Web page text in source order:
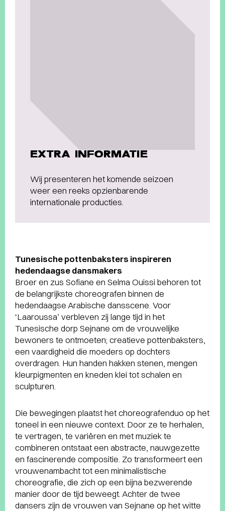
EXTRA INFORMATIE
Wij presenteren het komende seizoen
weer een reeks opzienbarende
internationale producties.
Tunesische pottenbaksters inspireren
hedendaagse dansmakers
Broer en zus Sofiane en Selma Ouissi behoren tot
de belangrijkste choreografen binnen de
hedendaagse Arabische dansscene. Voor
‘Laaroussa’ verbleven zij lange tijd in het
Tunesische dorp Sejnane om de vrouwelijke
bewoners te ontmoeten; creatieve pottenbaksters,
een vaardigheid die moeders op dochters
overdragen. Hun handen hakken stenen, mengen
kleurpigmenten en kneden klei tot schalen en
sculpturen.
Die bewegingen plaatst het choreografenduo op het
toneel in een nieuwe context. Door ze te herhalen,
te vertragen, te variëren en met muziek te
combineren ontstaat een abstracte, nauwgezette
en fascinerende compositie. Zo transformeert een
vrouwenambacht tot een minimalistische
choreografie, die zich op een bijna bezwerende
manier door de tijd beweegt. Achter de twee
dansers zijn de vrouwen van Sejnane op het witte